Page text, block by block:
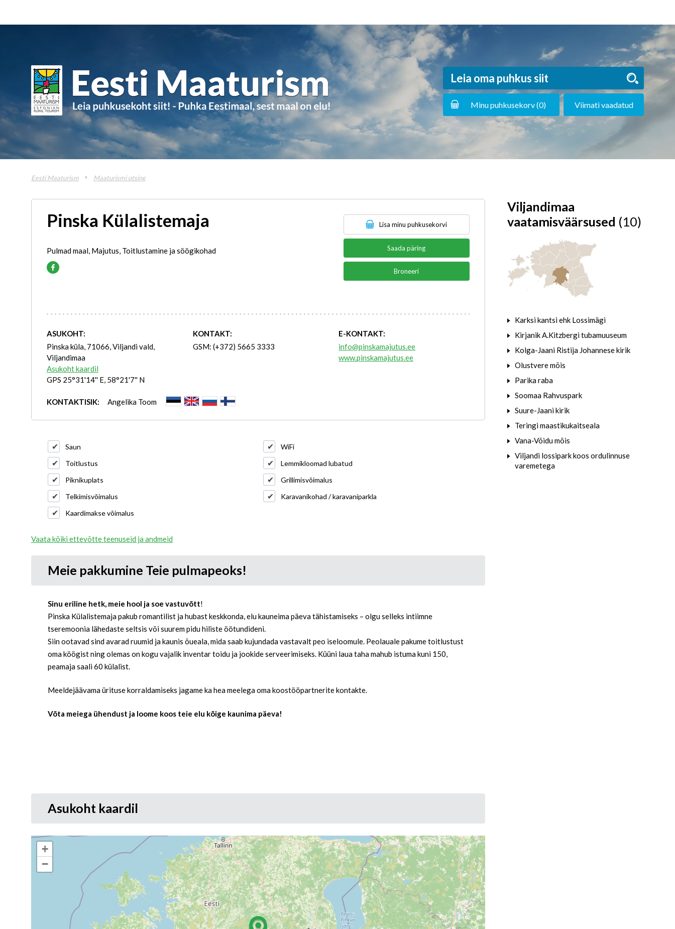
Minu puhkusekorv (0) Viimati vaadatud
Eesti Maaturism Maaturismi otsing
Pinska Külalistemaja
Pulmad maal, Majutus, Toitlustamine ja söögikohad
Lisa minu puhkusekorvi
Saada päring
Broneeri
ASUKOHT:
Pinska küla, 71066, Viljandi vald,
Viljandimaa
Asukoht kaardil
GPS 25°31'14'' E, 58°21'7'' N
KONTAKT:
GSM: (+372) 5665 3333
E-KONTAKT:
info@pinskamajutus.ee
www.pinskamajutus.ee
KONTAKTISIK: Angelika Toom
Saun
WiFi
Toitlustus
Lemmikloomad lubatud
Piknikuplats
Grillimisvõimalus
Telkimisvõimalus
Karavanikohad / karavaniparkla
Kaardimakse võimalus
Vaata kõiki ettevõtte teenuseid ja andmeid
Meie pakkumine Teie pulmapeoks!
Sinu eriline hetk, meie hool ja soe vastuvõtt!
Pinska Külalistemaja pakub romantilist ja hubast keskkonda, elu kauneima päeva tähistamiseks – olgu selleks intiimne
tseremoonia lähedaste seltsis või suurem pidu hiliste öötundideni.
Siin ootavad sind avarad ruumid ja kaunis õueala, mida saab kujundada vastavalt peo iseloomule. Peolauale pakume toitlustust
oma köögist ning olemas on kogu vajalik inventar toidu ja jookide serveerimiseks. Küüni laua taha mahub istuma kuni 150,
peamaja saali 60 külalist.
Meeldejäävama ürituse korraldamiseks jagame ka hea meelega oma koostööpartnerite kontakte.
Võta meiega ühendust ja loome koos teie elu kõige kaunima päeva!
Asukoht kaardil
+
−
Viljandimaa
vaatamisväärsused (10)
Karksi kantsi ehk Lossimägi
Kirjanik A.Kitzbergi tubamuuseum
Kolga-Jaani Ristija Johannese kirik
Olustvere mõis
Parika raba
Soomaa Rahvuspark
Suure-Jaani kirik
Teringi maastikukaitseala
Vana-Võidu mõis
Viljandi lossipark koos ordulinnuse
varemetega